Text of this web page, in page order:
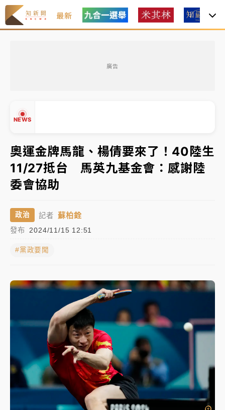
最新
廣告
NEWS
中信慈善基金會想增加董事人數！辜仲諒向法院聲請遭
駁 理由曝光
故宮《龍藏經》特展第2檔！今線上預約開賣一度塞車
周六起展出延長至晚上7時
台東農業處長涉圖利渡假村！東檢抗告成功 今重開羈
押庭
父親節泡湯了！中颱白海豚雨彈轟3天 「紅到發紫」降
雨熱區曝
女律師陳昱瑄詐慈濟10億！黃金158kg遭查扣畫面曝光
旅局回應了
中信慈善基金會想增加董事人數！辜仲諒向法院聲請遭
駁 理由曝光
故宮《龍藏經》特展第2檔！今線上預約開賣一度塞車
周六起展出延長至晚上7時
台東農業處長涉圖利渡假村！東檢抗告成功 今重開羈
押庭
父親節泡湯了！中颱白海豚雨彈轟3天 「紅到發紫」降
▼
奧運金牌馬龍、楊倩要來了！40陸生
11/27抵台 馬英九基金會：感謝陸
委會協助
政治 記者 蘇柏銓
發布 2024/11/15 12:51
#黨政要聞